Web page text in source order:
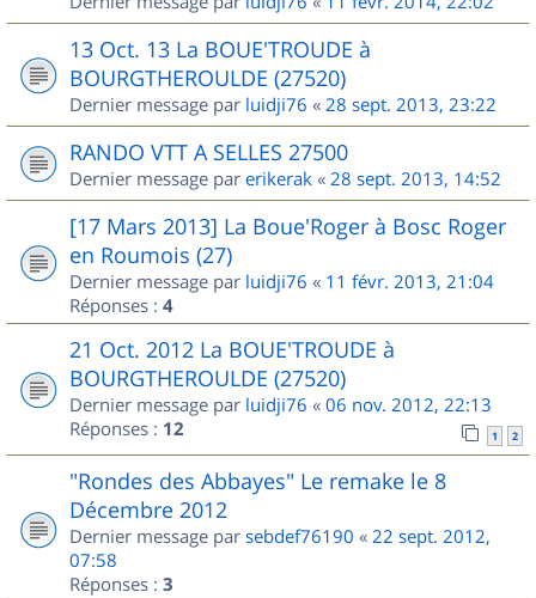
13 Oct. 13 La BOUE'TROUDE à
BOURGTHEROULDE (27520)
Dernier message par luidji76 « 28 sept. 2013, 23:22
RANDO VTT A SELLES 27500
Dernier message par erikerak « 28 sept. 2013, 14:52
[17 Mars 2013] La Boue'Roger à Bosc Roger
en Roumois (27)
Dernier message par luidji76 « 11 févr. 2013, 21:04
Réponses : 4
21 Oct. 2012 La BOUE'TROUDE à
BOURGTHEROULDE (27520)
Dernier message par luidji76 « 06 nov. 2012, 22:13
Réponses : 12 1 2
"Rondes des Abbayes" Le remake le 8
Décembre 2012
Dernier message par sebdef76190 « 22 sept. 2012,
07:58
Réponses : 3